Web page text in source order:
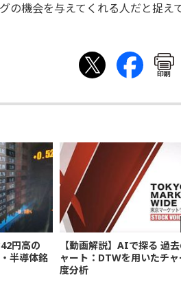
の機会を与えてくれる人だと捉え
印刷
円高の
半導体銘
【動画解説】AIで探る 過
ャート：DTWを用いたチ
度分析